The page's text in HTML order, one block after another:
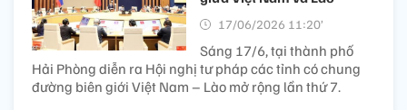
17/06/2026 11:20’
Sáng 17/6, tại thành phố
Hải Phòng diễn ra Hội nghị tư pháp các tỉnh có chung
đường biên giới Việt Nam – Lào mở rộng lần thứ 7.